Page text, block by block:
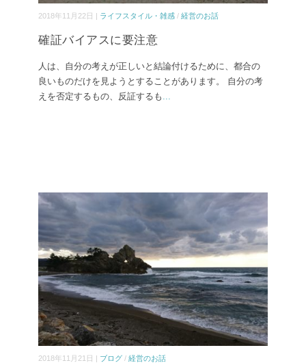
2018年11月22日 | ライフスタイル・雑感 / 経営のお話
確証バイアスに要注意
人は、自分の考えが正しいと結論付けるために、都合の
良いものだけを見ようとすることがあります。 自分の考
えを否定するもの、反証するも ...
2018年11月21日 | ブログ / 経営のお話